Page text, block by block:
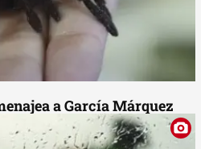
a García Márquez